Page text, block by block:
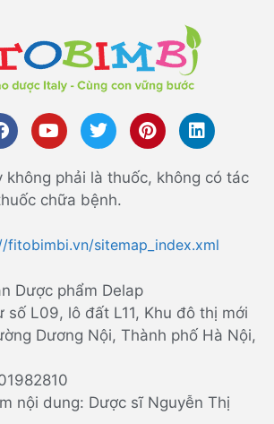
không phải là thuốc, không có tác
chữa bệnh.
fitobimbi.vn/sitemap_index.xml
Dược phẩm Delap
số L09, lô đất L11, Khu đô thị mới
Dương Nội, Thành phố Hà Nội,
nội dung: Dược sĩ Nguyễn Thị